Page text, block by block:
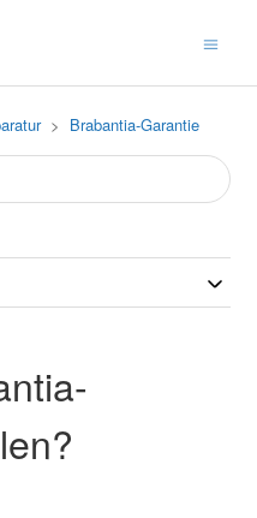
Brabantia-Garantie